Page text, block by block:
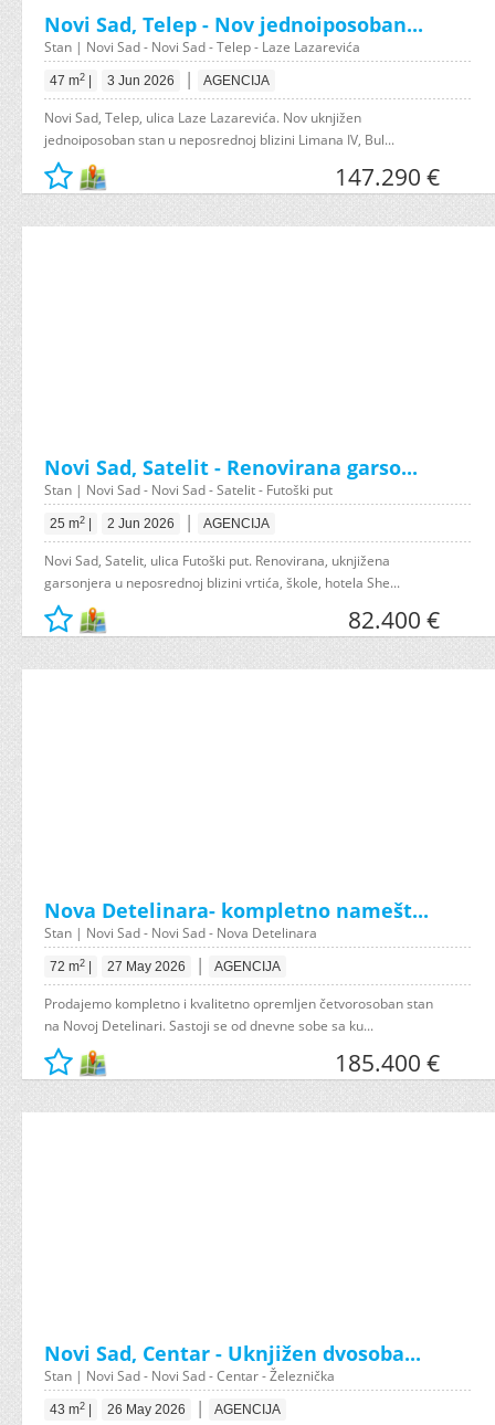
Novi Sad, Telep - Nov jednoiposoban...
Stan | Novi Sad - Novi Sad - Telep - Laze Lazarevića
47 m2 3 Jun 2026 | AGENCIJA
Novi Sad, Telep, ulica Laze Lazarevića. Nov uknjižen
jednoiposoban stan u neposrednoj blizini Limana IV, Bul...
147.290 €
Novi Sad, Satelit - Renovirana garso...
Stan | Novi Sad - Novi Sad - Satelit - Futoški put
25 m2 2 Jun 2026 | AGENCIJA
Novi Sad, Satelit, ulica Futoški put. Renovirana, uknjižena
garsonjera u neposrednoj blizini vrtića, škole, hotela She...
82.400 €
Nova Detelinara- kompletno namešt...
Stan | Novi Sad - Novi Sad - Nova Detelinara
72 m2 27 May 2026 | AGENCIJA
Prodajemo kompletno i kvalitetno opremljen četvorosoban stan
na Novoj Detelinari. Sastoji se od dnevne sobe sa ku...
185.400 €
Novi Sad, Centar - Uknjižen dvosoba...
Stan | Novi Sad - Novi Sad - Centar - Železnička
43 m2 26 May 2026 | AGENCIJA